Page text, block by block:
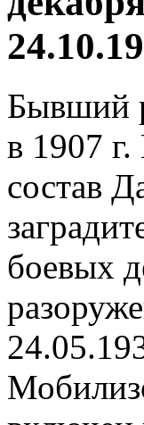
Бывший
в 1907
состав
боевых